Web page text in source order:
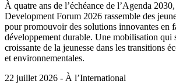
À quatre ans de l’échéance de l’Agenda
Development Forum 2026 rassemble des
pour promouvoir des solutions innovantes en
développement durable. Une mobilisation qui
croissante de la jeunesse dans les transitions
et environnementales.
22 juillet 2026 - À l’International